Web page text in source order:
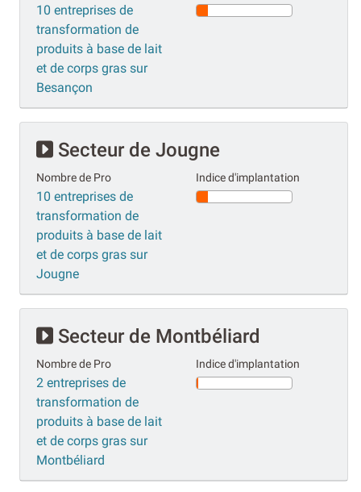
10 entreprises de
transformation de
produits à base de lait
et de corps gras sur
Besançon
Secteur de Jougne
Nombre de Pro
10 entreprises de
transformation de
produits à base de lait
et de corps gras sur
Jougne
Indice d'implantation
Secteur de Montbéliard
Nombre de Pro
2 entreprises de
transformation de
produits à base de lait
et de corps gras sur
Montbéliard
Indice d'implantation